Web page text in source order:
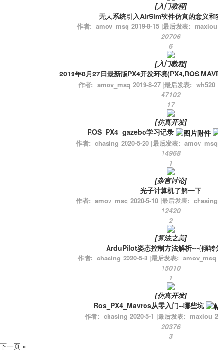
[入门教程]
无人系统引入AirSim软件仿真的意义和
作者: amov_msq 2019-8-15 |最后发表: maxiou
20706
6
[入门教程]
2019年8月27日最新版PX4开发环境
作者: amov_msq 2019-8-27 |最后发表: wh520
47102
17
[仿真开发]
ROS_PX4_gazebo学习记录
作者: chasing 2020-5-20 |最后发表: amov_msq
14968
1
[杂言讨论]
光子计算机了解一下
作者: amov_msq 2020-5-10 |最后发表: chasing
12420
2
[算法之美]
ArduPilot姿态控制方法解析---(倾转
作者: chasing 2020-5-8 |最后发表: amov_msq
15010
1
[仿真开发]
Ros_PX4_Mavros从零入门--哪些坑
作者: chasing 2020-5-1 |最后发表: maxiou
20376
3
下一页 »